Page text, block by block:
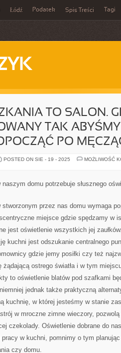
Łódź Podatek Spis Treści Tagi
TO SALON.
TAK
PO
POSTED ON SIE - 19 - 2025
MOŻLIWOŚĆ
domu potrzebuje słusznego
przez nas domu wymaga
miejsce gdzie spędzamy w
jest oświetlenie wszystkich jej
kuchni jest odszukanie centralnego
gdzie jemy posiłki czy też
żądającą ostrego światła i w tym
to oświetlenie blatów pod szafkami
jednak także praktyczną
kuchnię, w której jesteśmy w stanie
w mroczne zimne wieczory,
czekolady. Oświetlenie dobrane do
pracy w kuchni, pomnimy o tym
czy domu.